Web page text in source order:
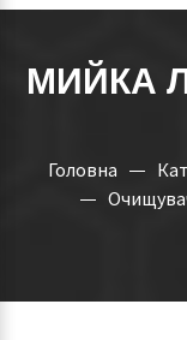
МИЙКА
Головна